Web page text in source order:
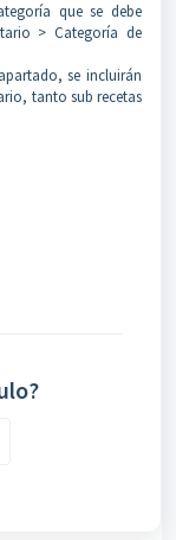
que se debe
> Categoría de
se incluirán
tanto sub recetas